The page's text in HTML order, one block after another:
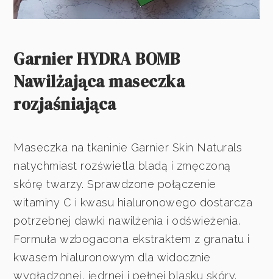
Garnier HYDRA BOMB
Nawilżająca maseczka
rozjaśniająca
Maseczka na tkaninie Garnier Skin Naturals
natychmiast rozświetla bladą i zmęczoną
skórę twarzy. Sprawdzone połączenie
witaminy C i kwasu hialuronowego dostarcza
potrzebnej dawki nawilżenia i odświeżenia.
Formuła wzbogacona ekstraktem z granatu i
kwasem hialuronowym dla widocznie
wygładzonej, jędrnej i pełnej blasku skóry.